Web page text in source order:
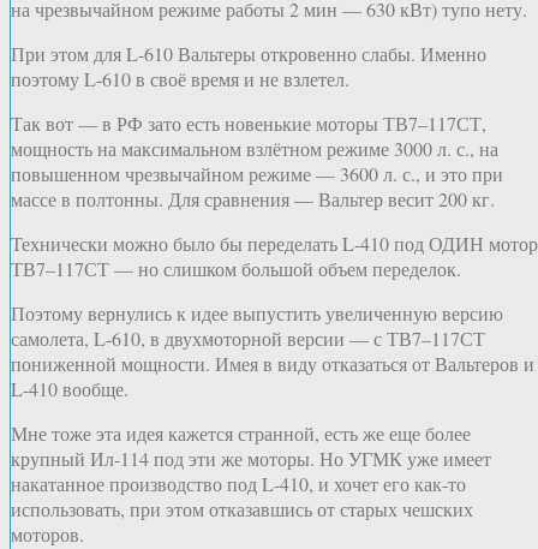
на чрезвычайном режиме работы 2 мин — 630 кВт) тупо нету.
При этом для L-610 Вальтеры откровенно слабы. Именно
поэтому L-610 в своё время и не взлетел.
Так вот — в РФ зато есть новенькие моторы ТВ7–117СТ,
мощность на максимальном взлётном режиме 3000 л. с., на
повышенном чрезвычайном режиме — 3600 л. с., и это при
массе в полтонны. Для сравнения — Вальтер весит 200 кг.
Технически можно было бы переделать L-410 под ОДИН мотор
ТВ7–117СТ — но слишком большой объем переделок.
Поэтому вернулись к идее выпустить увеличенную версию
самолета, L-610, в двухмоторной версии — с ТВ7–117СТ
пониженной мощности. Имея в виду отказаться от Вальтеров и
L-410 вообще.
Мне тоже эта идея кажется странной, есть же еще более
крупный Ил-114 под эти же моторы. Но УГМК уже имеет
накатанное производство под L-410, и хочет его как-то
использовать, при этом отказавшись от старых чешских
моторов.